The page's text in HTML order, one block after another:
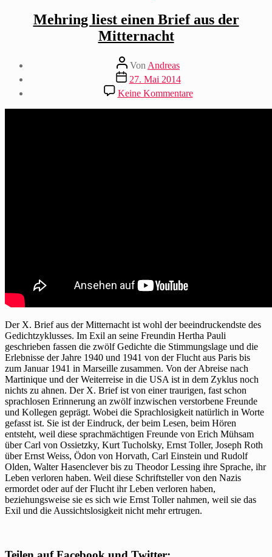
Mehring liest einen Brief aus der
Mitternacht
Beitragsautor
Von Andreas
Beitragsdatum
27. Mai 2014
Keine Kommentarezu
Mehring
liest
Der X. Brief aus der Mitternacht ist wohl der beeindruckendste des
Gedichtzyklusses. Im Exil an seine Freundin Hertha Pauli
geschrieben fassen die zwölf Gedichte die Stimmungslage und die
Erlebnisse der Jahre 1940 und 1941 von der Flucht aus Paris bis
zum Januar 1941 in Marseille zusammen. Von der Abreise nach
Martinique und der Weiterreise in die USA ist in dem Zyklus noch
nichts zu ahnen. Der X. Brief ist von einer traurigen, fast schon
sprachlosen Erinnerung an zwölf inzwischen verstorbene Freunde
und Kollegen geprägt. Wobei die Sprachlosigkeit natürlich in Worte
gefasst ist. Sie ist der Eindruck, der beim Lesen, beim Hören
entsteht, weil diese sprachmächtigen Freunde von Erich Mühsam
über Carl von Ossietzky, Kurt Tucholsky, Ernst Toller, Joseph Roth
über Ernst Weiss, Ödon von Horvath, Carl Einstein und Rudolf
Olden, Walter Hasenclever bis zu Theodor Lessing ihre Sprache, ihr
Leben verloren haben. Weil diese Schriftsteller von den Nazis
ermordet oder auf der Flucht ihr Leben verloren haben,
beziehungsweise sie es sich wie Ernst Toller nahmen, weil sie das
Exil und die Aussichtslosigkeit nicht mehr ertrugen.